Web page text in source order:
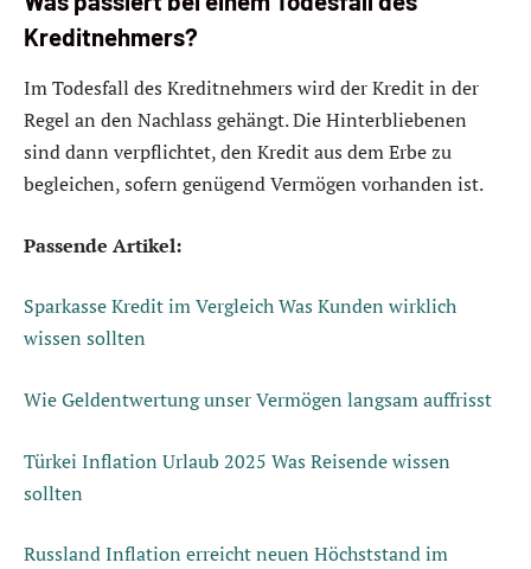
Kreditnehmers?
Im Todesfall des Kreditnehmers wird der Kredit in der
Regel an den Nachlass gehängt. Die Hinterbliebenen
sind dann verpflichtet, den Kredit aus dem Erbe zu
begleichen, sofern genügend Vermögen vorhanden ist.
Passende Artikel:
Sparkasse Kredit im Vergleich Was Kunden wirklich
wissen sollten
Wie Geldentwertung unser Vermögen langsam auffrisst
Türkei Inflation Urlaub 2025 Was Reisende wissen
sollten
Russland Inflation erreicht neuen Höchststand im